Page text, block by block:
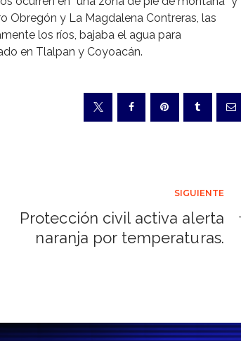
Obregón y La Magdalena Contreras, las
los ríos, bajaba el agua para
en Tlalpan y Coyoacán.
SIGUIENTE
Protección civil activa alerta
naranja por temperaturas.